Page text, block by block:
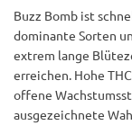
Buzz Bomb ist
dominante Sorten
extrem lange
erreichen. Hohe
offene
ausgezeichnete